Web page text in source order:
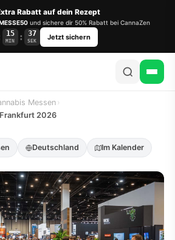
Rabatt auf dein Rezept
und sichere dir 50% Rabatt bei CannaZen
15
MIN : 36
SEK Jetzt sichern
Messen›
2026
Deutschland Im Kalender